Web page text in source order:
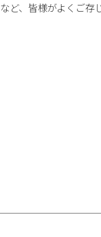
ど、皆様がよくご存